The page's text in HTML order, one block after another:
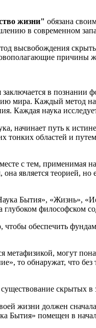
жизни" обязана
в современном
высвобождения
причины
заключается в
мира. Каждый метод
Каждая наука
начинает путь к
тонких областей и
с тем, применимая
является теорией,
Бытия», «Жизнь»,
философском
чтобы обеспечить
метафизикой, могут
то обнаружат, что
скрытых
жизни должен
Бытия» помещен в